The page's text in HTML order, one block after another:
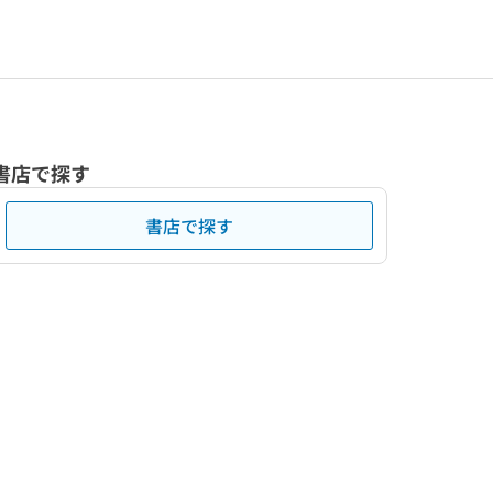
店で探す
書店で探す